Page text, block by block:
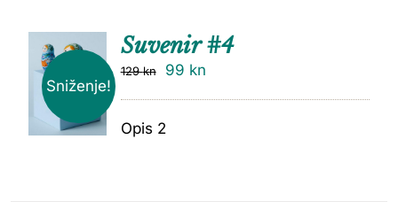
Sniženje!
DODAJ
Suvenir #4
129kn 99 kn
Opis 2